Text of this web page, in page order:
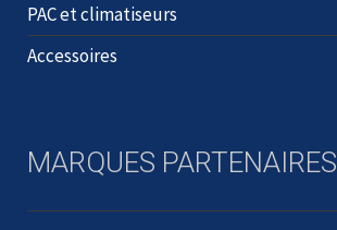
PAC et climatiseurs
Accessoires
MARQUES PARTENAIRES